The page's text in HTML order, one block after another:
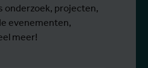
onderzoek, projecten,
evenementen,
meer!